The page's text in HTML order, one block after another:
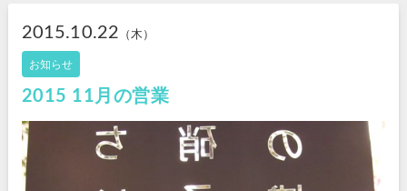
2015.10.22 （木）
お知らせ
2015 11月の営業